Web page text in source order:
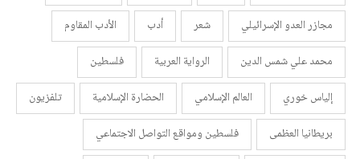
مجازر العدو الإسرائيلي
شعر أدب
الأدب المقاوم
محمد علي شمس الدين
الرواية العربية
فلسطين
إلياس خوري
العالم الإسلامي الحضارة الإسلامية
تلفزيون
بريطانيا العظمى
فلسطين ومواقع التواصل الاجتماعي